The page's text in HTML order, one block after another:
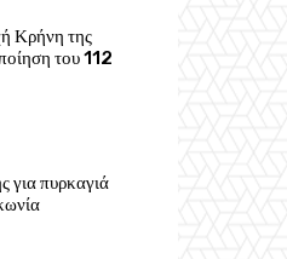
Κρήνη της
του 112
για πυρκαγιά